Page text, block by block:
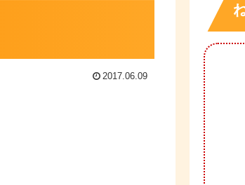
2017.06.09